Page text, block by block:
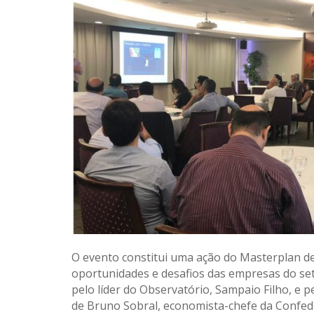
O evento constitui uma ação do Masterplan
oportunidades e desafios das empresas do
pelo líder do Observatório, Sampaio Filho, e
de Bruno Sobral, economista-chefe da